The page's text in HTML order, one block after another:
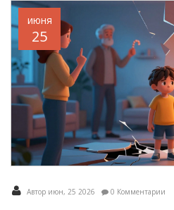
июня
25
Автор июн, 25 2026 0 Комментарии